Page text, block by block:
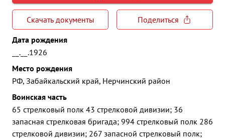
Скачать документы
Поделиться
Дата рождения
__.__.1926
Место рождения
РФ, Забайкальский край, Нерчинский район
Воинская часть
65 стрелковый полк 43 стрелковой дивизии; 36
запасная стрелковая бригада; 994 стрелковый полк 286
стрелковой дивизии; 267 запасной стрелковый полк;